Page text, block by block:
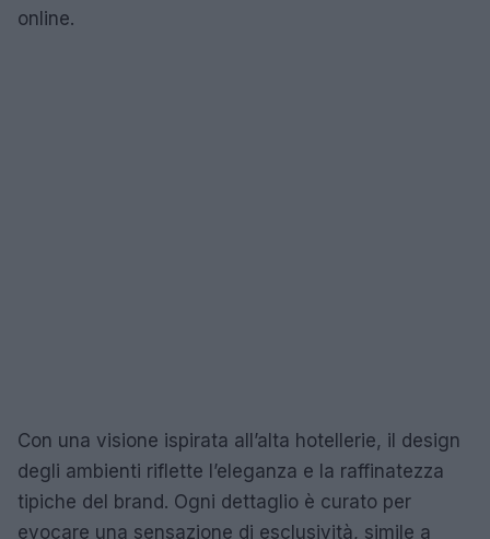
online.
Con una visione ispirata all’alta hotellerie, il design
degli ambienti riflette l’eleganza e la raffinatezza
tipiche del brand. Ogni dettaglio è curato per
evocare una sensazione di esclusività, simile a